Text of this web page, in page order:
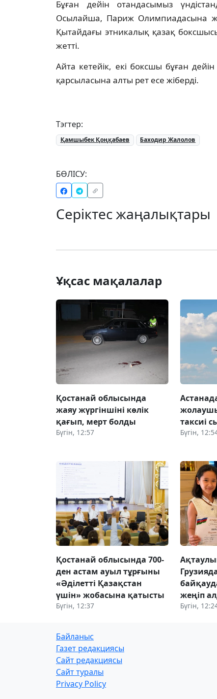
Бұған дейін отандасымыз
Осылайша, Париж Олимпиадасына
Қытайдағы этникалық қазақ
жетті.
Айта кетейік, екі боксшы бұған
қарсыласына алты рет есе жіберді.
Тэгтер:
Қамшыбек Қоңқабаев Баходир Жалолов
БӨЛІСУ:
Серіктес жаңалықтары
Ұқсас мақалалар
Қостанай облысында
жаяу жүргіншіні көлік
қағып, мерт болды
Бүгін, 12:57
таксиі
Бүгін,
Қостанай облысында 700-
ден астам ауыл тұрғыны
«Әділетті Қазақстан
үшін» жобасына қатысты
Бүгін, 12:37
жеңіп
Бүгін,
Байланыс
Газет редакциясы
Сайт редакциясы
Сайт туралы
Privacy Policy